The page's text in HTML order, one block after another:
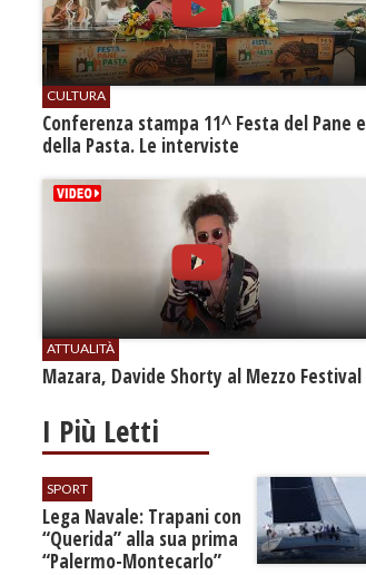
CULTURA
Conferenza stampa 11^ Festa del Pane e
della Pasta. Le interviste
ATTUALITÀ
Mazara, Davide Shorty al Mezzo Festival
I Più Letti
SPORT
​Lega Navale: Trapani con
“Querida” alla sua prima
“Palermo-Montecarlo”